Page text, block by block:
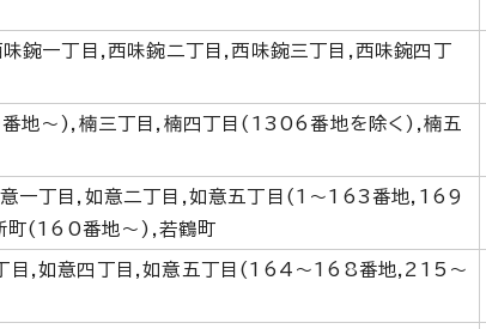
鋺一丁目,西味鋺二丁目,西味鋺三丁目,西味鋺四丁
地～),楠三丁目,楠四丁目(1306番地を除く),楠五
一丁目,如意二丁目,如意五丁目(1～163番地,169
町(160番地～),若鶴町
目,如意四丁目,如意五丁目(164～168番地,215～